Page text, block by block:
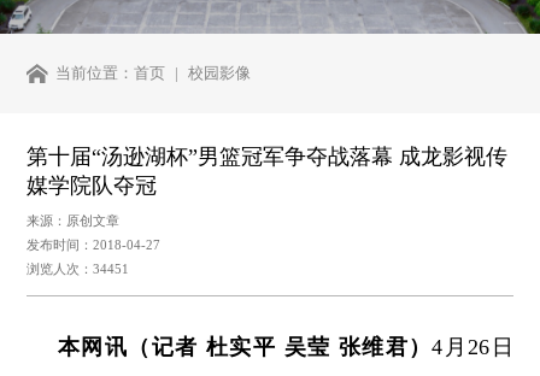
当前位置：首页 校园影像
第十届“汤逊湖杯”男篮冠军争夺战落幕 成龙影视传
媒学院队夺冠
来源：原创文章
发布时间：2018-04-27
浏览人次：34451
本网讯（记者 杜实平 吴莹 张维君）4月26日